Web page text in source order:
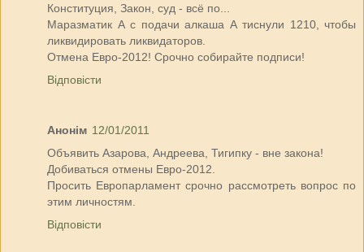
Конституция, Закон, суд - всё по...
Маразматик А с подачи алкаша А тиснули 1210, чтобы
ликвидировать ликвидаторов.
Отмена Евро-2012! Срочно собирайте подписи!
Відповісти
Анонім 12/01/2011
Объявить Азарова, Андреева, Тигипку - вне закона!
Добиваться отмены Евро-2012.
Просить Европарламент срочно рассмотреть вопрос по
этим личностям.
Відповісти